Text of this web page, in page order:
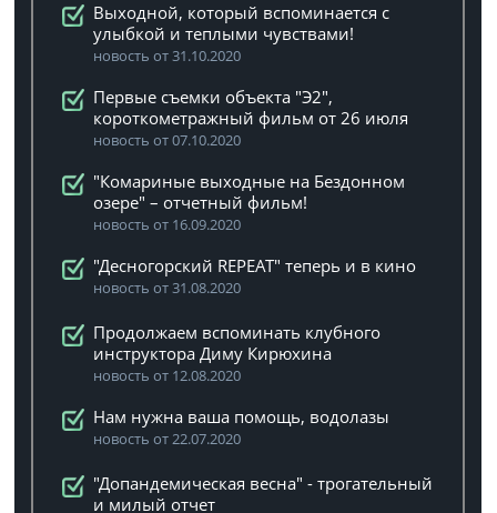
Выходной, который вспоминается с
улыбкой и теплыми чувствами!
новость от 31.10.2020
Первые съемки объекта "Э2",
короткометражный фильм от 26 июля
новость от 07.10.2020
"Комариные выходные на Бездонном
озере" – отчетный фильм!
новость от 16.09.2020
"Десногорский REPEAT" теперь и в кино
новость от 31.08.2020
Продолжаем вспоминать клубного
инструктора Диму Кирюхина
новость от 12.08.2020
Нам нужна ваша помощь, водолазы
новость от 22.07.2020
"Допандемическая весна" - трогательный
и милый отчет